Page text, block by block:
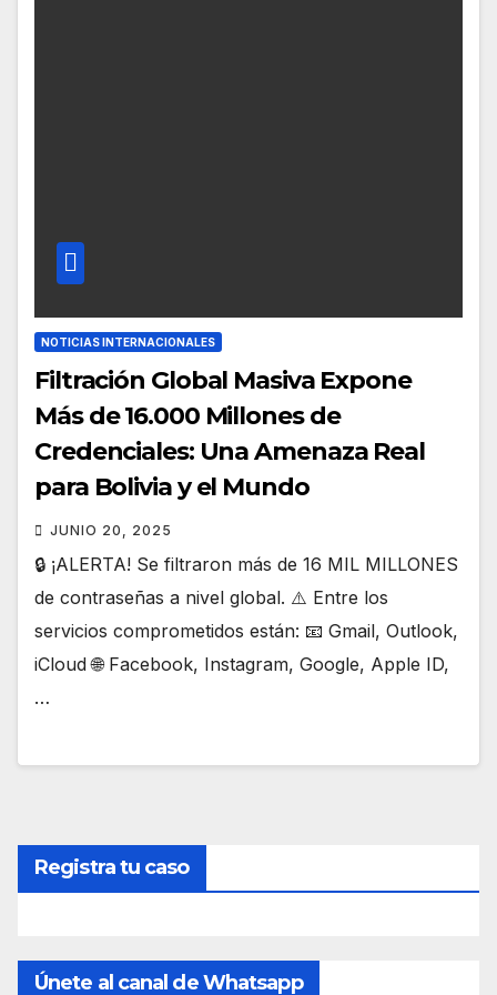
NOTICIAS INTERNACIONALES
Filtración Global Masiva Expone
Más de 16.000 Millones de
Credenciales: Una Amenaza Real
para Bolivia y el Mundo
JUNIO 20, 2025
🔒 ¡ALERTA! Se filtraron más de 16 MIL MILLONES
de contraseñas a nivel global. ⚠️ Entre los
servicios comprometidos están: 📧 Gmail, Outlook,
iCloud 🌐 Facebook, Instagram, Google, Apple ID,
…
Registra tu caso
Únete al canal de Whatsapp